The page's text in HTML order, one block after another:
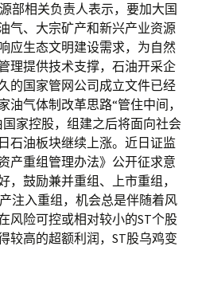
部相关负责人表示，要加大国
气、大宗矿产和新兴产业资源
应生态文明建设需求，为自然
理提供技术支撑，石油开采企
的国家管网公司成立文件已经
气体制改革思路“管住中间，
家控股，组建之后将面向社会
石油板块继续上涨。近日证监
产重组管理办法》公开征求意
，鼓励兼并重组、上市重组，
注入重组，机会总是伴随着风
风险可控或相对较小的ST个股
较高的超额利润，ST股乌鸡变